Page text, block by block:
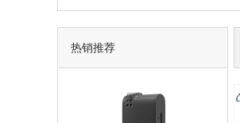
热销推荐